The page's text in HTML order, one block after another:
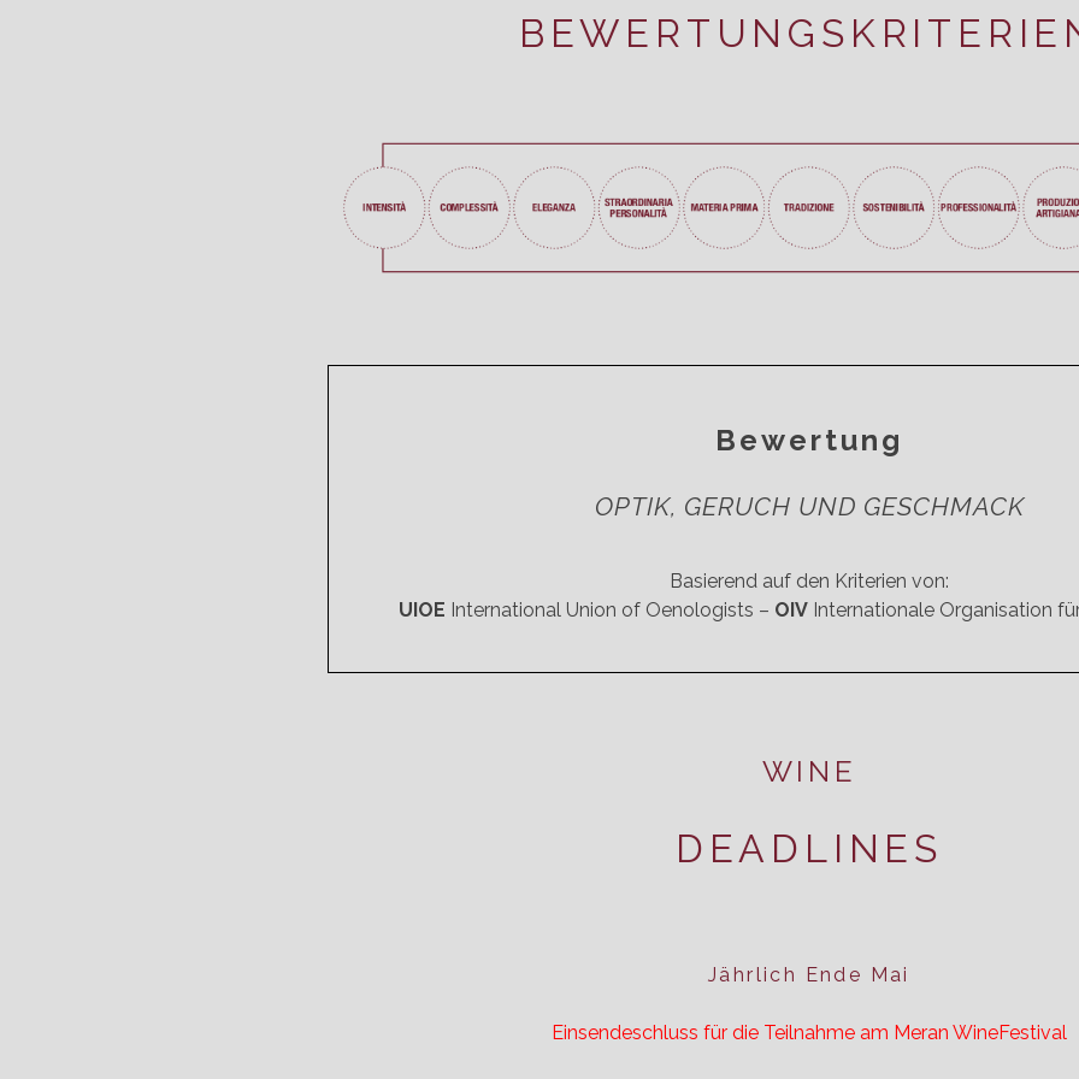
Bewertung
OPTIK, GERUCH UND GESCHMACK
Basierend auf den Kriterien von:
UIOE International Union of Oenologists – OIV Internationale Organisation
WINE
DEADLINES
Jährlich Ende Mai
Einsendeschluss für die Teilnahme am Meran WineFestival